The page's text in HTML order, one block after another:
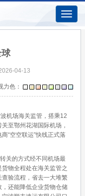
Toggle
球
04-13
力色：
机场海关监管，搭乘12
至鄂州花湖国际机场，
“空空联运”快线正式落
关的方式经不同机场最
物全程处在海关监管之
验流程，省去一大堆繁
还能降低企业货物仓储